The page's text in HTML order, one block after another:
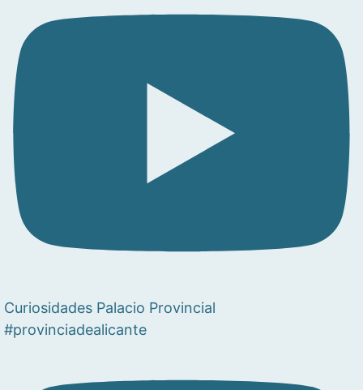
Curiosidades Palacio Provincial
#provinciadealicante